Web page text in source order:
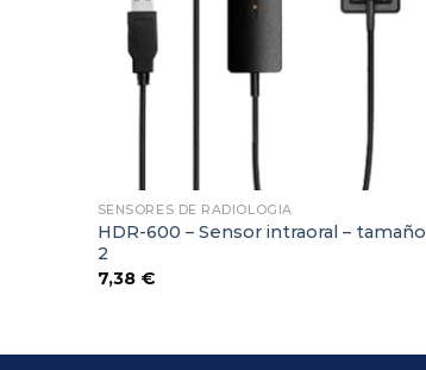
SENSORES DE RADIOLOGIA
HDR-600 – Sensor intraoral – tamaño
2
7,38 €